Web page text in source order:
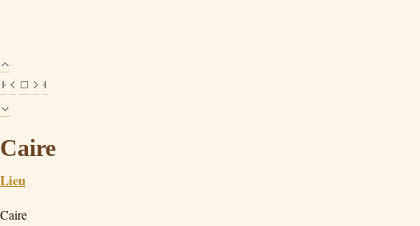
Caire
Lieu
Caire